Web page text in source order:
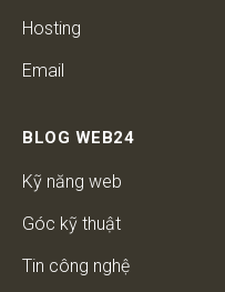
Hosting
Email
BLOG WEB24
Kỹ năng web
Góc kỹ thuật
Tin công nghệ